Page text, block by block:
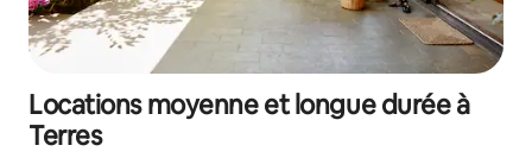
Locations moyenne et longue durée à
Terres